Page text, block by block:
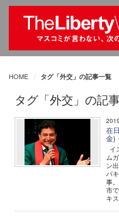
HOME タグ「外交」の記事一覧
タグ「外交」の記
在
金)
イ
ム
ン
パ
事
市
キ